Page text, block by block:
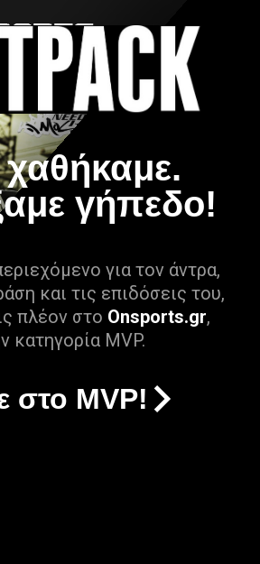
γήπεδο!
για τον άντρα,
και τις επιδόσεις του,
πλέον στο Onsports.gr,
κατηγορία MVP.
στο MVP!